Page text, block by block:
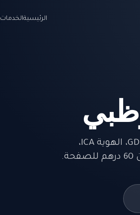
الرئيسيةالخدمات
ترجمة معتمدة لـشهادة الميلاد لعملاء أبوظبي. مقبولة من الإقامة GDRFA، الهوية ICA،